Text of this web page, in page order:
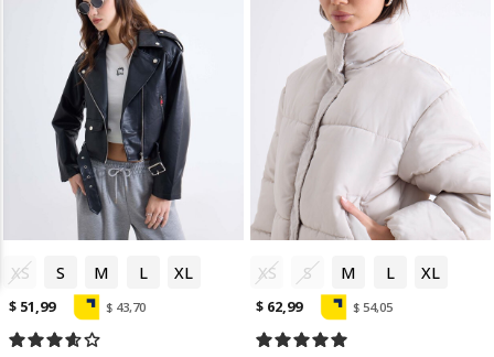
XS S M L XL
$ 51,99 $ 43,70
XS S M L XL
$ 62,99 $ 54,05